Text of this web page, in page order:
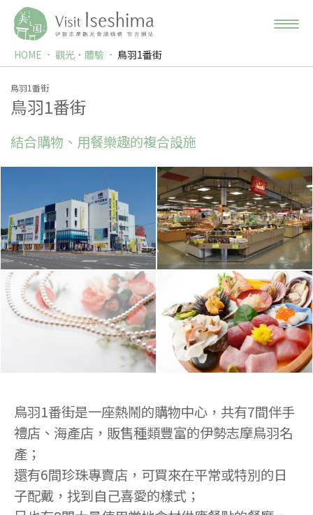
HOME 觀光‧體驗 鳥羽1番街
鳥羽1番街
鳥羽1番街
結合購物、用餐樂趣的複合設施
鳥羽1番街是一座熱鬧的購物中心，共有7間伴手
禮店、海產店，販售種類豐富的伊勢志摩鳥羽名
產；
還有6間珍珠專賣店，可買來在平常或特別的日
子配戴，找到自己喜愛的樣式；